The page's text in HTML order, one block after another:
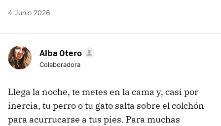
4 Junio 2026
Alba Otero
Colaboradora
Llega la noche, te metes en la cama y, casi por
inercia, tu perro o tu gato salta sobre el colchón
para acurrucarse a tus pies. Para muchas